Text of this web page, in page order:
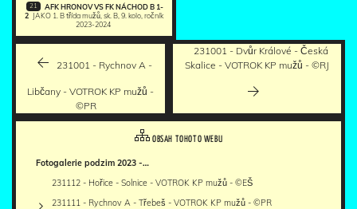
21
AFK HRONOV VS FK NÁCHOD B 1-
2 JAKO 1. B třída mužů, sk. B, 9. kolo, ročník
2023-2024
231001 - Rychnov A -
Libčany - VOTROK KP mužů -
©PR
231001 - Dvůr Králové - Česká
Skalice - VOTROK KP mužů - ©RJ
OBSAH TOHOTO WEBU
Fotogalerie podzim 2023 -…
231112 - Hořice - Solnice - VOTROK KP mužů - ©EŠ
231111 - Rychnov A - Třebeš - VOTROK KP mužů - ©PR